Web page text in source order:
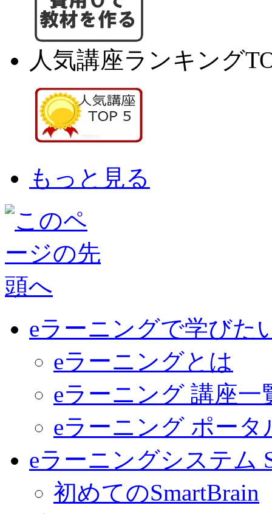
人気講座ランキング
もっと見る
eラーニングで学びた
eラーニングとは
eラーニング 講座一
eラーニング ポータ
eラーニングシステム
初めてのSmartBrain